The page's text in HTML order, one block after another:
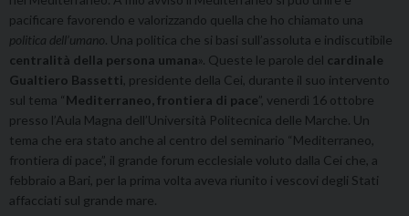
pacificare favorendo e valorizzando quella che ho chiamato una
politica dell’umano . Una politica che si basi sull’assoluta e indiscutibile
centralità della persona umana». Queste le parole del cardinale
Gualtiero Bassetti , presidente della Cei, durante il suo intervento
sul tema “Mediterraneo, frontiera di pace”, venerdì 16 ottobre
presso l’Aula Magna dell’Università Politecnica delle Marche. Un
tema che era stato anche al centro del seminario “Mediterraneo,
frontiera di pace”, il grande forum ecclesiale voluto dalla Cei che, a
febbraio a Bari, per la prima volta aveva riunito i vescovi degli Stati
affacciati sul grande mare.